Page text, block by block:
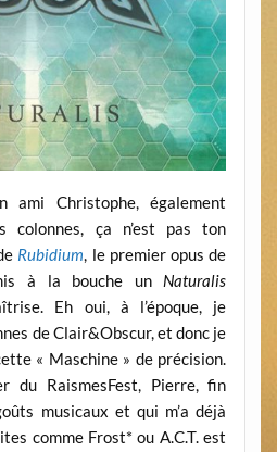
ami Christophe, également
colonnes, ça n’est pas ton
Rubidium, le premier opus de
à la bouche un Naturalis
Eh oui, à l’époque, je
de Clair&Obscur, et donc je
« Maschine » de précision.
du RaismesFest, Pierre, fin
musicaux et qui m’a déjà
comme Frost* ou A.C.T. est